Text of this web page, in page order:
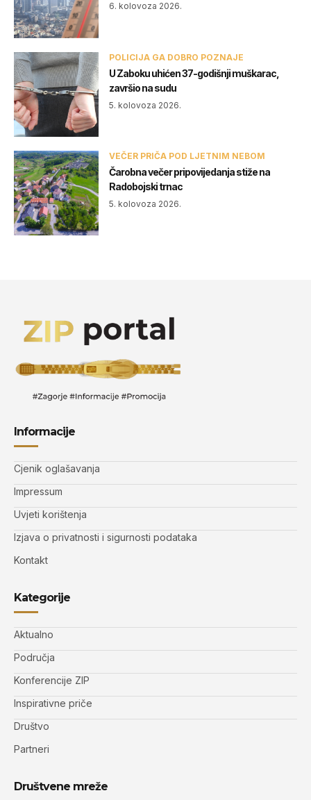
6. kolovoza 2026.
POLICIJA GA DOBRO POZNAJE
U Zaboku uhićen 37-godišnji muškarac,
završio na sudu
5. kolovoza 2026.
VEČER PRIČA POD LJETNIM NEBOM
Čarobna večer pripovijedanja stiže na
Radobojski trnac
5. kolovoza 2026.
Informacije
Cjenik oglašavanja
Impressum
Uvjeti korištenja
Izjava o privatnosti i sigurnosti podataka
Kontakt
Kategorije
Aktualno
Područja
Konferencije ZIP
Inspirativne priče
Društvo
Partneri
Društvene mreže